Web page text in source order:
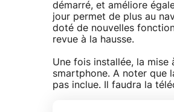
démarré, et améliore
jour permet de plus au
doté de nouvelles
revue à la hausse.
Une fois installée, la
smartphone. A noter que
pas inclue. Il faudra la